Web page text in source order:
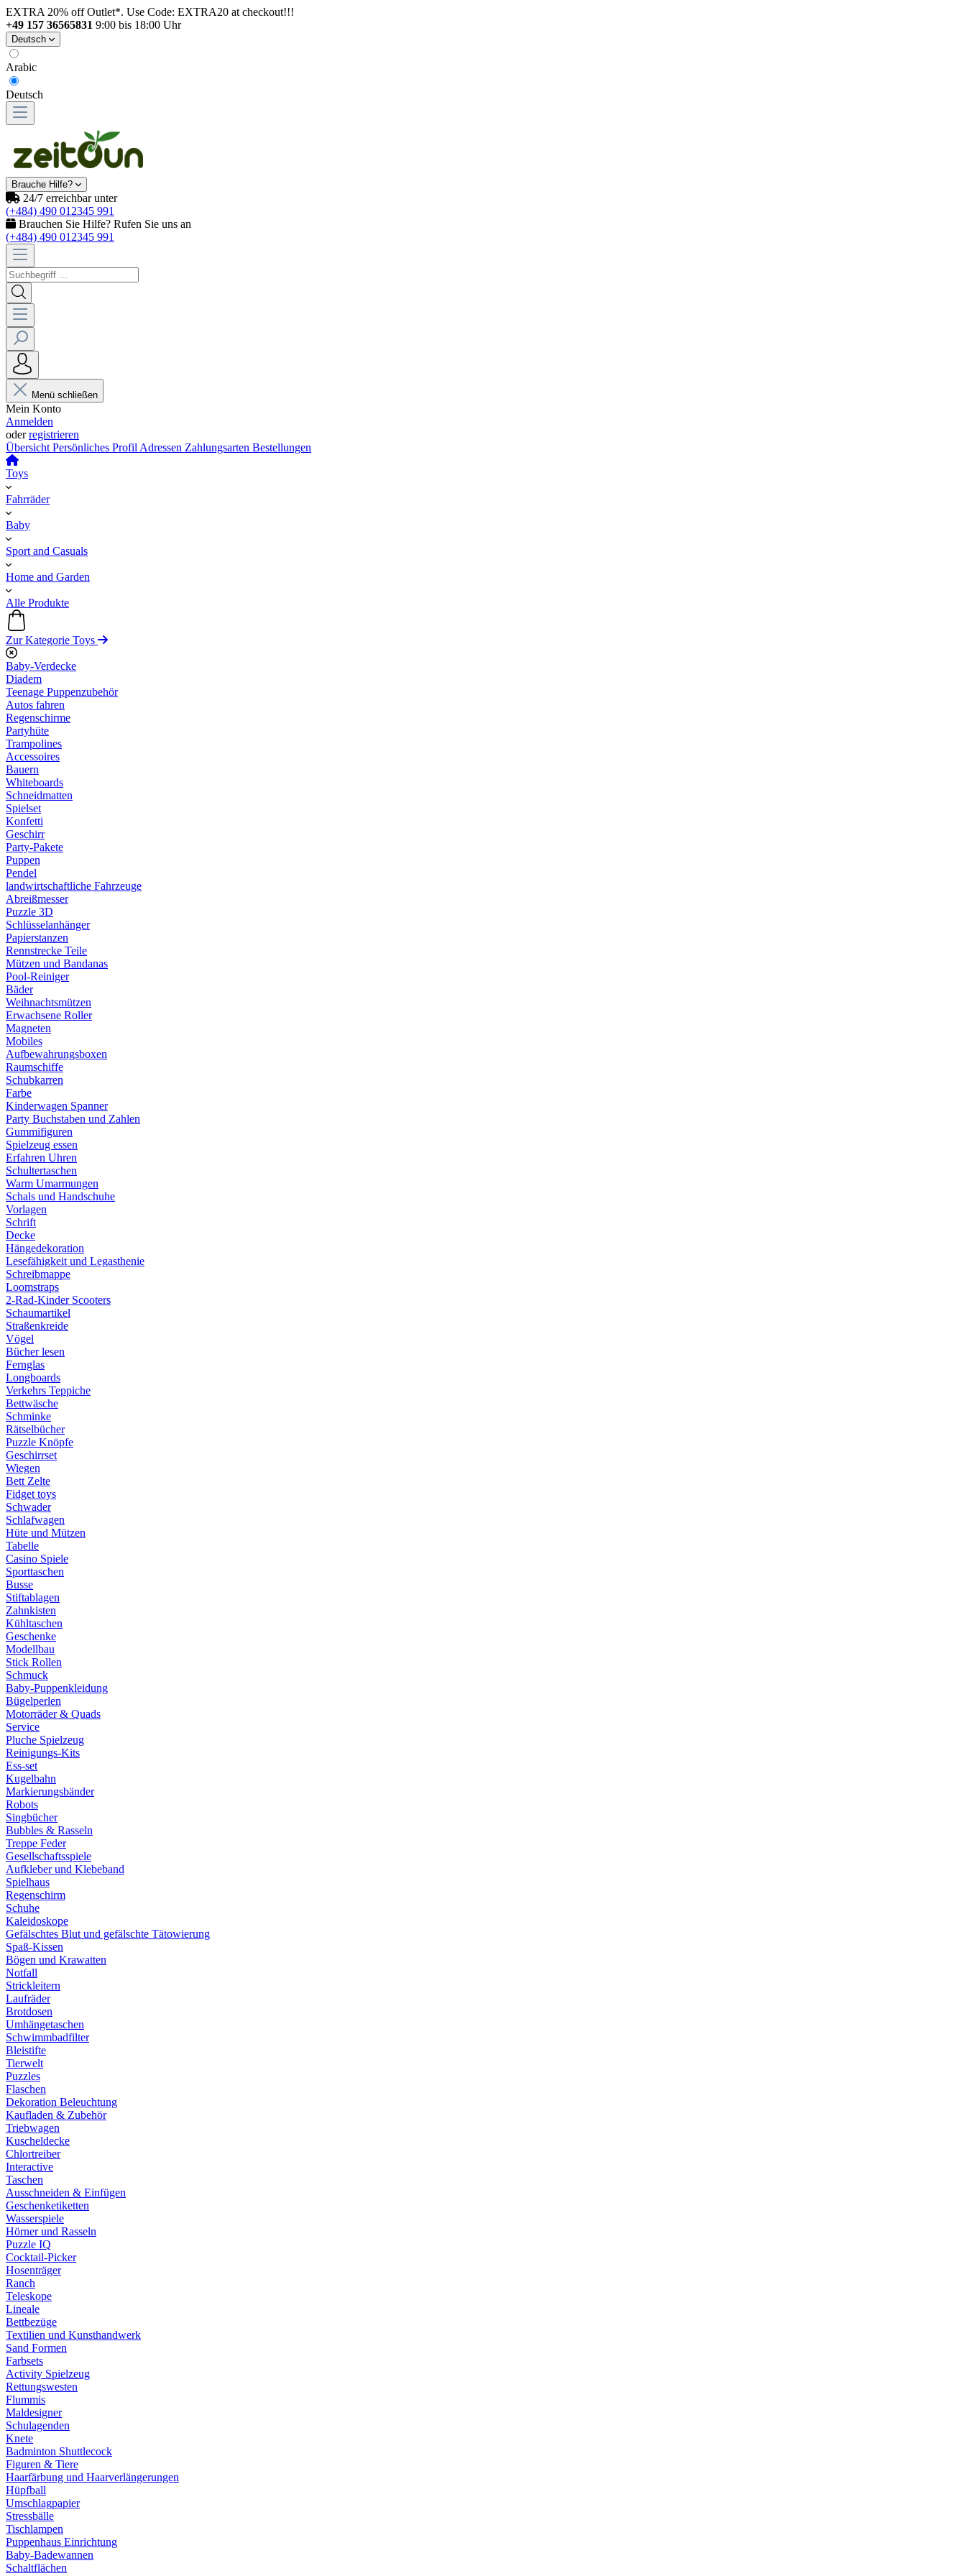
EXTRA 20% off Outlet*. Use Code: EXTRA20 at checkout!!!
+49 157 36565831 9:00 bis 18:00 Uhr
Deutsch
Arabic
Deutsch
Brauche Hilfe?
24/7 erreichbar unter
(+484) 490 012345 991
Brauchen Sie Hilfe? Rufen Sie uns an
(+484) 490 012345 991
Menü schließen
Mein Konto
Anmelden
oderregistrieren
Übersicht Persönliches Profil Adressen Zahlungsarten Bestellungen
Toys
Fahrräder
Baby
Sport and Casuals
Home and Garden
Alle Produkte
Zur Kategorie Toys
Baby-Verdecke
Diadem
Teenage Puppenzubehör
Autos fahren
Regenschirme
Partyhüte
Trampolines
Accessoires
Bauern
Whiteboards
Schneidmatten
Spielset
Konfetti
Geschirr
Party-Pakete
Puppen
Pendel
landwirtschaftliche Fahrzeuge
Abreißmesser
Puzzle 3D
Schlüsselanhänger
Papierstanzen
Rennstrecke Teile
Mützen und Bandanas
Pool-Reiniger
Bäder
Weihnachtsmützen
Erwachsene Roller
Magneten
Mobiles
Aufbewahrungsboxen
Raumschiffe
Schubkarren
Farbe
Kinderwagen Spanner
Party Buchstaben und Zahlen
Gummifiguren
Spielzeug essen
Erfahren Uhren
Schultertaschen
Warm Umarmungen
Schals und Handschuhe
Vorlagen
Schrift
Decke
Hängedekoration
Lesefähigkeit und Legasthenie
Schreibmappe
Loomstraps
2-Rad-Kinder Scooters
Schaumartikel
Straßenkreide
Vögel
Bücher lesen
Fernglas
Longboards
Verkehrs Teppiche
Bettwäsche
Schminke
Rätselbücher
Puzzle Knöpfe
Geschirrset
Wiegen
Bett Zelte
Fidget toys
Schwader
Schlafwagen
Hüte und Mützen
Tabelle
Casino Spiele
Sporttaschen
Busse
Stiftablagen
Zahnkisten
Kühltaschen
Geschenke
Modellbau
Stick Rollen
Schmuck
Baby-Puppenkleidung
Bügelperlen
Motorräder & Quads
Service
Pluche Spielzeug
Reinigungs-Kits
Ess-set
Kugelbahn
Markierungsbänder
Robots
Singbücher
Bubbles & Rasseln
Treppe Feder
Gesellschaftsspiele
Aufkleber und Klebeband
Spielhaus
Regenschirm
Schuhe
Kaleidoskope
Gefälschtes Blut und gefälschte Tätowierung
Spaß-Kissen
Bögen und Krawatten
Notfall
Strickleitern
Laufräder
Brotdosen
Umhängetaschen
Schwimmbadfilter
Bleistifte
Tierwelt
Puzzles
Flaschen
Dekoration Beleuchtung
Kaufladen & Zubehör
Triebwagen
Kuscheldecke
Chlortreiber
Interactive
Taschen
Ausschneiden & Einfügen
Geschenketiketten
Wasserspiele
Hörner und Rasseln
Puzzle IQ
Cocktail-Picker
Hosenträger
Ranch
Teleskope
Lineale
Bettbezüge
Textilien und Kunsthandwerk
Sand Formen
Farbsets
Activity Spielzeug
Rettungswesten
Flummis
Maldesigner
Schulagenden
Knete
Badminton Shuttlecock
Figuren & Tiere
Haarfärbung und Haarverlängerungen
Hüpfball
Umschlagpapier
Stressbälle
Tischlampen
Puppenhaus Einrichtung
Baby-Badewannen
Schaltflächen